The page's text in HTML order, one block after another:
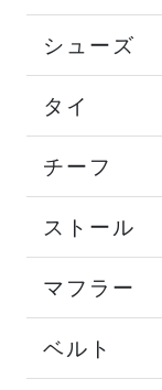
シューズ
タイ
チーフ
ストール
マフラー
ベルト